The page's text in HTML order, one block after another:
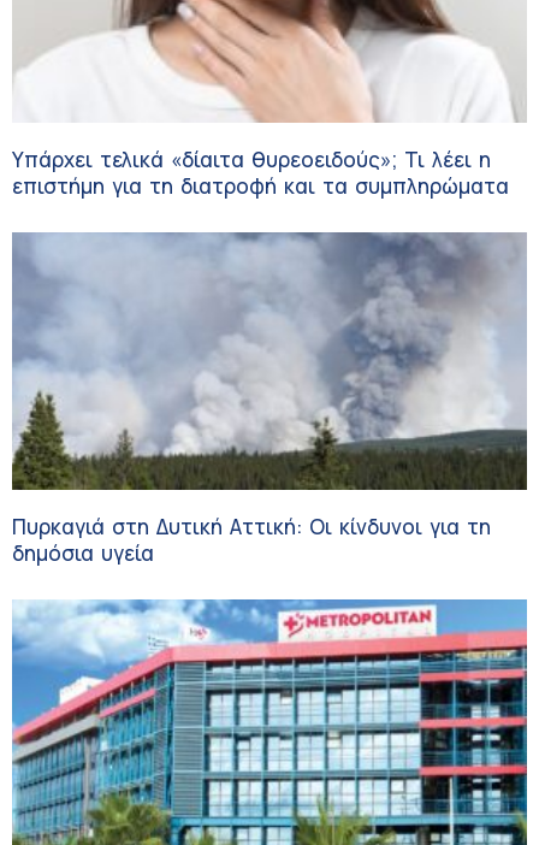
Υπάρχει τελικά «δίαιτα θυρεοειδούς»; Τι λέει η
επιστήμη για τη διατροφή και τα συμπληρώματα
Πυρκαγιά στη Δυτική Αττική: Οι κίνδυνοι για τη
δημόσια υγεία